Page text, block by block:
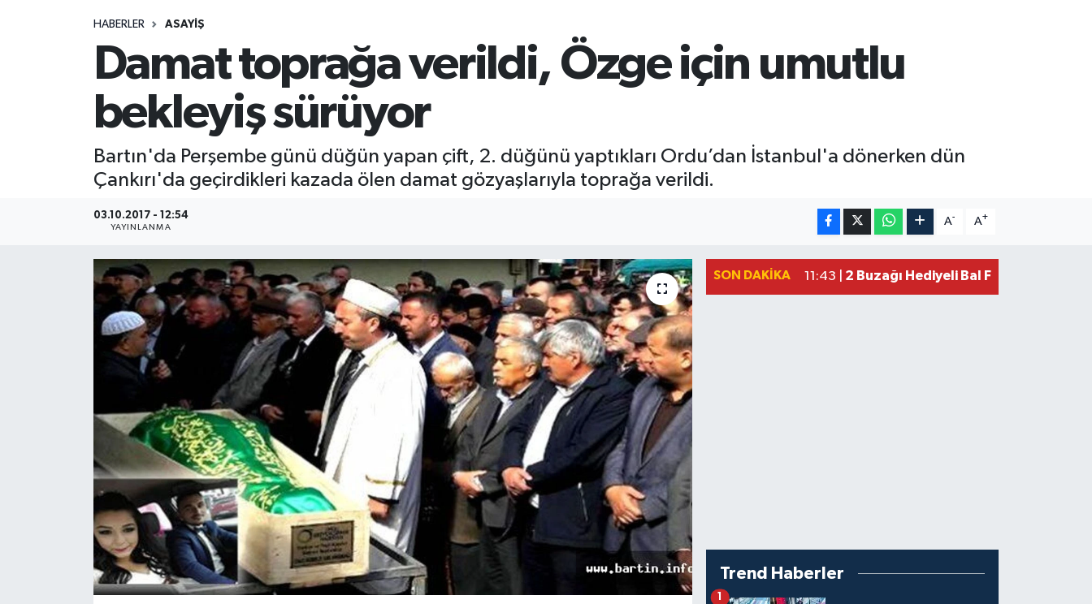
HABERLER ASAYIŞ
Damat toprağa verildi, Özge için umutlu
bekleyiş sürüyor
Bartın'da Perşembe günü düğün yapan çift, 2. düğünü yaptıkları Ordu’dan İstanbul'a dönerken dün
Çankırı'da geçirdikleri kazada ölen damat gözyaşlarıyla toprağa verildi.
03.10.2017 - 12:54
YAYINLANMA
A- A+
SON DAKIKA 11:43 | 2 Buzağı Hediyeli Bal Festivalinde
Trend Haberler
1
Sivil Toplum